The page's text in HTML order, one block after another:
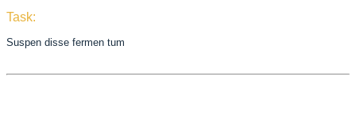
Task:
Suspen disse fermen tum